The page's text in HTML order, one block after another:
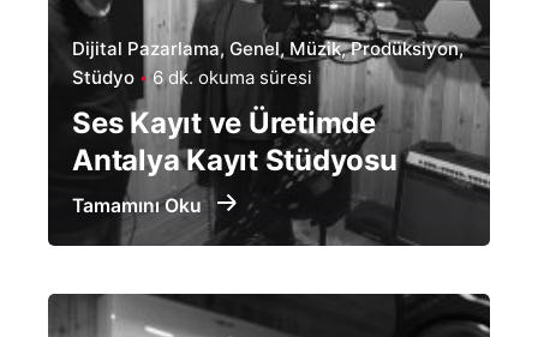
Dijital Pazarlama Genel Müzik Prodüksiyon
Stüdyo
6 dk. okuma süresi
Ses Kayıt ve Üretimde
Antalya Kayıt Stüdyosu
Tamamını Oku